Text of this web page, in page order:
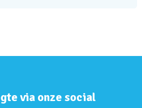
via onze social